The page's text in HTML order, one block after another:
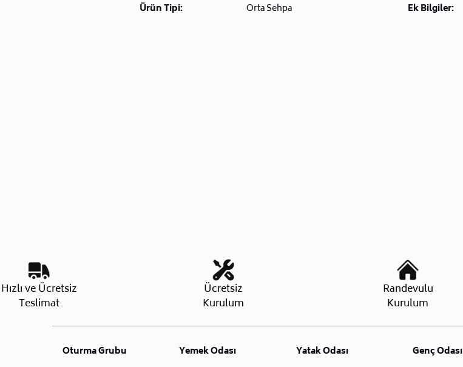
Ürün Tipi:
Orta Sehpa Ek Bilgiler:
Hızlı ve Ücretsiz
Teslimat
Ücretsiz
Kurulum
Randevulu
Kurulum
Oturma Grubu
Yemek Odası
Yatak Odası
Genç Odası